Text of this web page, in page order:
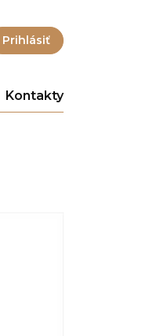
Prihlásiť
Kontakty